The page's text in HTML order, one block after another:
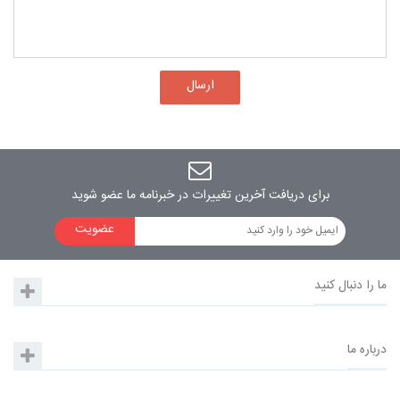
ارسال
برای دریافت آخرین تغییرات در خبرنامه ما عضو شوید
عضویت
ما را دنبال کنید
درباره ما